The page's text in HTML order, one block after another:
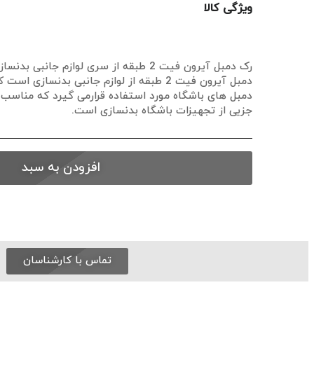
ویژگی کالا
رک دمبل آیرون فیت 2 طبقه از سری لوازم
دمبل آیرون فیت 2 طبقه از لوازم جانبی
دمبل های باشگاه مورد استفاده قرارمی گیرد که
جزیی از تجهیزات باشگاه بدنسازی است.
افزودن به سبد
تماس با کارشناسان